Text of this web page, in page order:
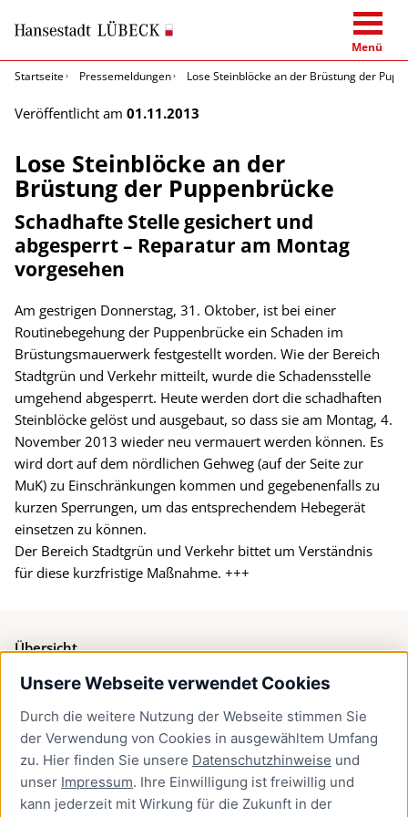
Unsere Webseite verwendet Cookies
Durch die weitere Nutzung der Webseite stimmen Sie
der Verwendung von Cookies in ausgewähltem Umfang
zu. Hier finden Sie unsere Datenschutzhinweise und
unser Impressum. Ihre Einwilligung ist freiwillig und
kann jederzeit mit Wirkung für die Zukunft in der
Menü
Startseite
Pressemeldungen Lose Steinblöcke an der Brüstung der
Veröffentlicht am 01.11.2013
Lose Steinblöcke an der
Brüstung der Puppenbrücke
Schadhafte Stelle gesichert und
abgesperrt – Reparatur am Montag
vorgesehen
Am gestrigen Donnerstag, 31. Oktober, ist bei einer
Routinebegehung der Puppenbrücke ein Schaden im
Brüstungsmauerwerk festgestellt worden. Wie der Bereich
Stadtgrün und Verkehr mitteilt, wurde die Schadensstelle
umgehend abgesperrt. Heute werden dort die schadhaften
Steinblöcke gelöst und ausgebaut, so dass sie am Montag, 4.
November 2013 wieder neu vermauert werden können. Es
wird dort auf dem nördlichen Gehweg (auf der Seite zur
MuK) zu Einschränkungen kommen und gegebenenfalls zu
kurzen Sperrungen, um das entsprechendem Hebegerät
einsetzen zu können.
Der Bereich Stadtgrün und Verkehr bittet um Verständnis
für diese kurzfristige Maßnahme. +++
Übersicht
Bürgerservice
Presse
Newsletter Lübeck:kompakt
Kontakt